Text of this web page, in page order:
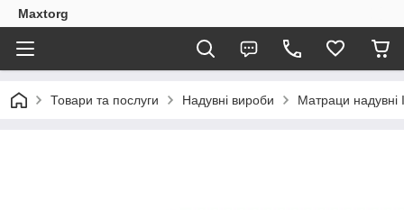
Maxtorg
Товари та послуги Надувні вироби Матраци надувні